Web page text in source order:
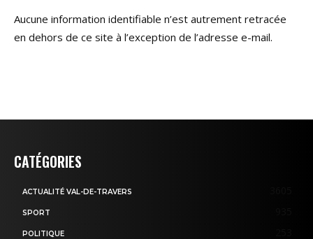
Aucune information identifiable n’est autrement retracée
en dehors de ce site à l’exception de l’adresse e-mail.
CATÉGORIES
ACTUALITÉ VAL-DE-TRAVERS
SPORT
POLITIQUE